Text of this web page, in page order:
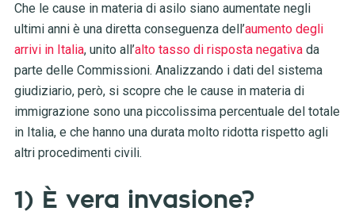
Che le cause in materia di asilo siano aumentate negli
ultimi anni è una diretta conseguenza dell’aumento degli
arrivi in Italia, unito all’alto tasso di risposta negativada
parte delle Commissioni. Analizzando i dati del sistema
giudiziario, però, si scopre che le cause in materia di
immigrazione sono una piccolissima percentuale del totale
in Italia, e che hanno una durata molto ridotta rispetto agli
altri procedimenti civili.
1) È vera invasione?